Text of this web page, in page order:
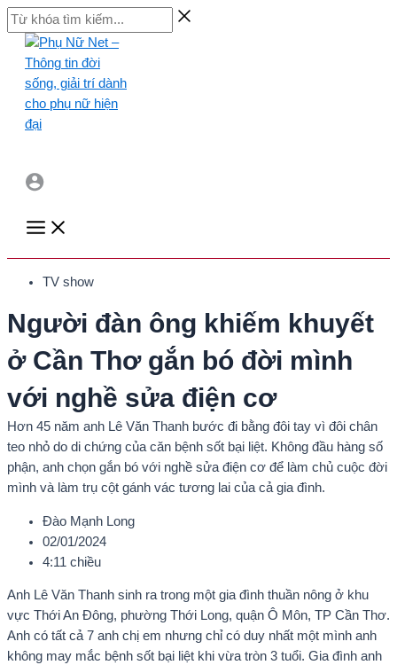
Skip
to
content
Từ
khóa
kiếm...
Main
Menu
TV show
Người đàn ông khiếm khuyết
ở Cần Thơ gắn bó đời mình
với nghề sửa điện cơ
Hơn 45 năm anh Lê Văn Thanh bước đi bằng đôi tay vì đôi chân
teo nhỏ do di chứng của căn bệnh sốt bại liệt. Không đầu hàng số
phận, anh chọn gắn bó với nghề sửa điện cơ để làm chủ cuộc đời
mình và làm trụ cột gánh vác tương lai của cả gia đình.
Đào Mạnh Long
02/01/2024
4:11 chiều
Anh Lê Văn Thanh sinh ra trong một gia đình thuần nông ở khu
vực Thới An Đông, phường Thới Long, quận Ô Môn, TP Cần Thơ.
Anh có tất cả 7 anh chị em nhưng chỉ có duy nhất một mình anh
không may mắc bệnh sốt bại liệt khi vừa tròn 3 tuổi. Gia đình anh